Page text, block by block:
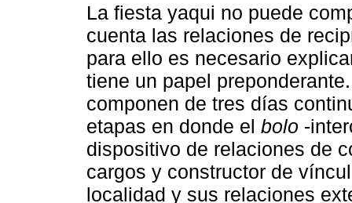
La fiesta yaqui no puede
cuenta las relaciones de
para ello es necesario
tiene un papel
componen de tres días
etapas en donde el bolo -
dispositivo de relaciones de
cargos y constructor de
localidad y sus relaciones